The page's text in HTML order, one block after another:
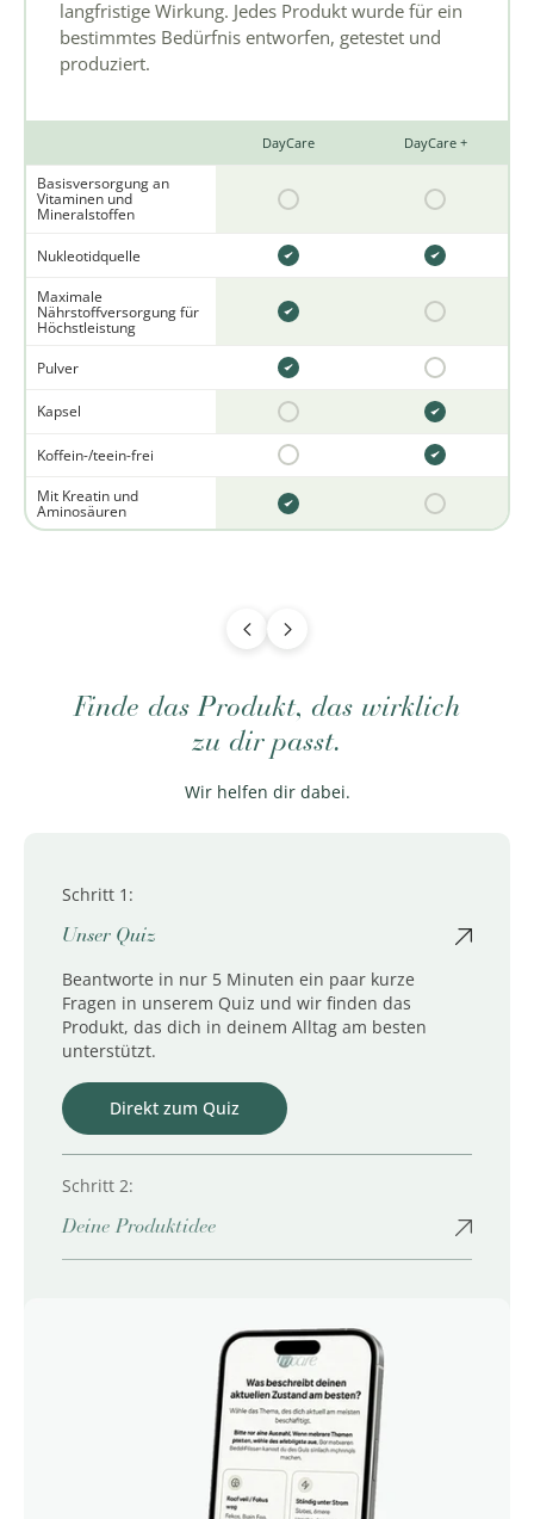
langfristige Wirkung. Jedes Produkt wurde für ein
bestimmtes Bedürfnis entworfen, getestet und
produziert.
DayCare DayCare +
Basisversorgung an
Vitaminen und
Mineralstoffen
Nukleotidquelle
Maximale
Nährstoffversorgung für
Höchstleistung
Pulver
Kapsel
Koffein-/teein-frei
Mit Kreatin und
Aminosäuren
Finde das Produkt, das wirklich
zu dir passt.
Wir helfen dir dabei.
Schritt 1:
Unser Quiz
Beantworte in nur 5 Minuten ein paar kurze
Fragen in unserem Quiz und wir finden das
Produkt, das dich in deinem Alltag am besten
unterstützt.
Direkt zum Quiz
Schritt 2:
Deine Produktidee